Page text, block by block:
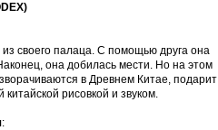
своего палаца. С помощью друга она
она добилась мести. Но на этом
в Древнем Китае, подарит
рисовкой и звуком.
: